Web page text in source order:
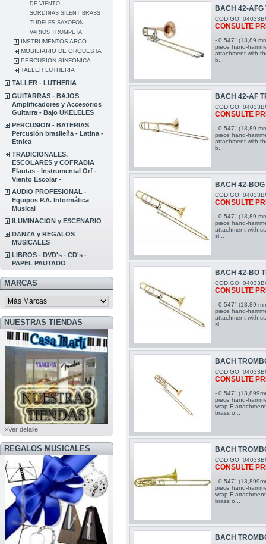
DE VIENTO
SORDINAS SILENT BRASS
TUDELES SAXOFON
VARIOS TROMPETA
INSTRUMENTOS ARCO
MOBILIARIO DE ORQUESTA
PERCUSION SINFONICA
TALLER LUTHERIA
TALLER - LUTHERIA
GUITARRAS - BAJOS
Amplificadores y Accesorios
Guitarra - Bajo UKELELES
PERCUSION - BATERIAS
Percusión brasileña - Latina -
Etnica
TRADICIONALES,
ESCOLARES y COFRADIA
Flautas - Instrumental Orf -
Viento Escolar -
AUDIO PROFESIONAL -
Equipos P.A. Informática
Musical
ILUMINACION y ESCENARIO
DANZA y REGALOS
MUSICALES
LIBROS - DVD's - CD's -
PAPEL PAUTADO
MARCAS
NUESTRAS TIENDAS
»Ver detalle
REGALOS MUSICALES
BACH 42-AFG
CODIGO:
CONSULTE
- 0.547" (13,89
piece hand-
attachment with
b...
BACH 42-AF
CODIGO:
CONSULTE
- 0.547" (13,89
piece hand-
attachment with
b...
BACH 42-
CODIGO:
CONSULTE
- 0.547" (13,89
piece hand-
attachment with
sl...
BACH 42-BO
CODIGO:
CONSULTE
- 0.547" (13,89
piece hand-
attachment with
sl...
BACH
CODIGO:
CONSULTE
- 0.547"
piece hand-
wrap F
brass o...
BACH
CODIGO:
CONSULTE
- 0.547"
piece hand-
wrap F
brass o...
BACH